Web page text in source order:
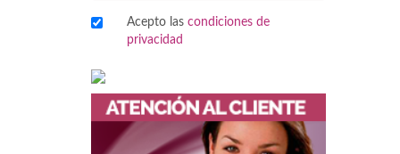
Acepto las condiciones de
privacidad